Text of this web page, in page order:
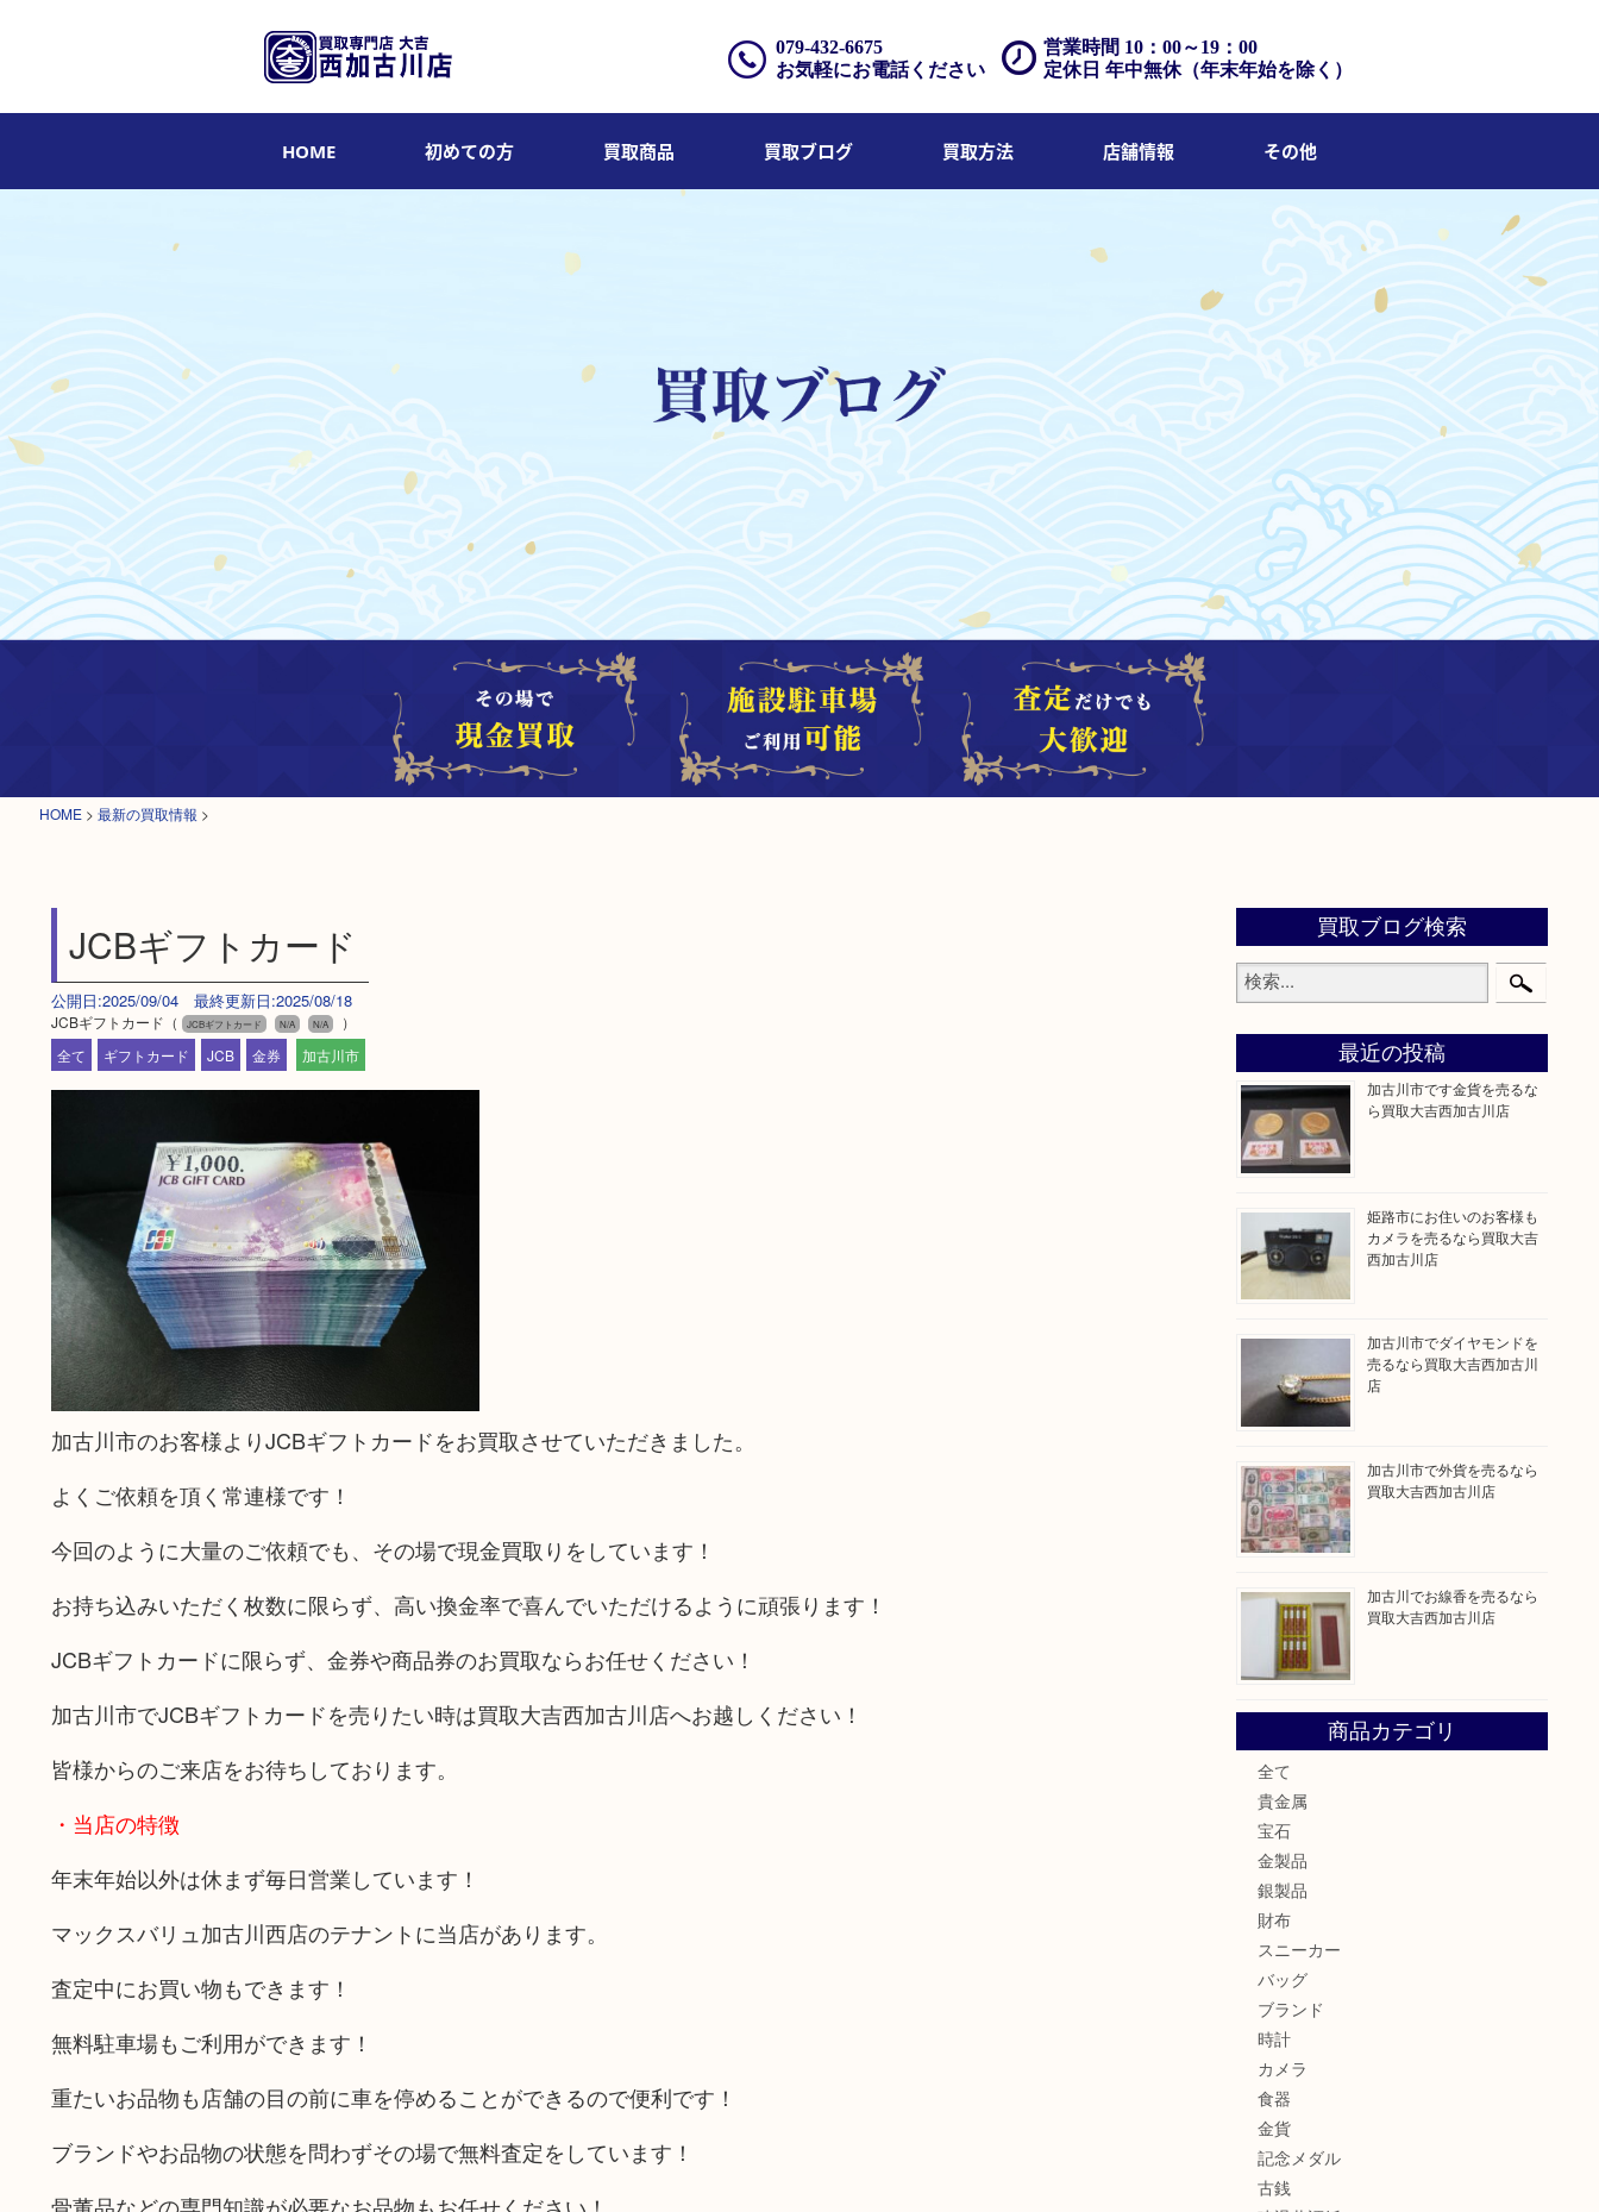
営業時間 10：00～19：00
定休日 年中無休（年末年始を除く）
079-432-6675
お気軽にお電話ください
HOME 初めての方 買取商品 買取ブログ 買取方法 店舗情報 その他
HOME > 最新の買取情報 >
JCBギフトカード
公開日:2025/09/04 最終更新日:2025/08/18
JCBギフトカード（ JCBギフトカード N/A N/A
）
全て
ギフトカード JCB 金券 加古川市
加古川市のお客様よりJCBギフトカードをお買取させていただきました。
よくご依頼を頂く常連様です！
今回のように大量のご依頼でも、その場で現金買取りをしています！
お持ち込みいただく枚数に限らず、高い換金率で喜んでいただけるように頑張ります！
JCBギフトカードに限らず、金券や商品券のお買取ならお任せください！
加古川市でJCBギフトカードを売りたい時は買取大吉西加古川店へお越しください！
皆様からのご来店をお待ちしております。
・当店の特徴
年末年始以外は休まず毎日営業しています！
マックスバリュ加古川西店のテナントに当店があります。
査定中にお買い物もできます！
無料駐車場もご利用ができます！
重たいお品物も店舗の目の前に車を停めることができるので便利です！
ブランドやお品物の状態を問わずその場で無料査定をしています！
買取ブログ検索
最近の投稿
加古川市です金貨を売るな
ら買取大吉西加古川店
姫路市にお住いのお客様も
カメラを売るなら買取大吉
西加古川店
加古川市でダイヤモンドを
売るなら買取大吉西加古川
店
加古川市で外貨を売るなら
買取大吉西加古川店
加古川でお線香を売るなら
買取大吉西加古川店
商品カテゴリ
全て
貴金属
宝石
金製品
銀製品
財布
スニーカー
バッグ
ブランド
時計
カメラ
食器
金貨
記念メダル
古銭